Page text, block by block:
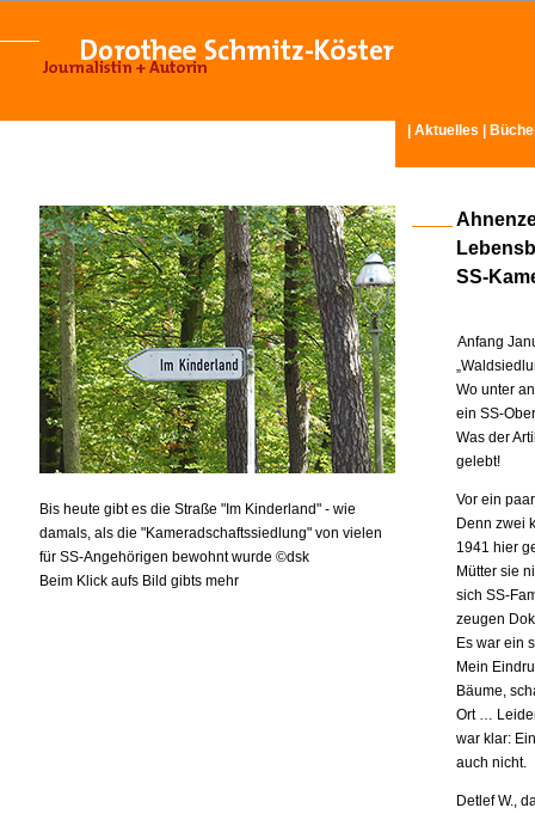
Aktuelles
Bis heute gibt es die Straße "Im Kinderland" - wie
damals, als die "Kameradschaftssiedlung" von vielen
für SS-Angehörigen bewohnt wurde ©dsk
Beim Klick aufs Bild gibts mehr
SS-
Anfang
Wo unter
ein SS-
Was der
gelebt!
Vor ein
Denn zwei
1941 hier
Mütter sie
sich SS-
zeugen
Es war ein
Mein
Bäume,
Ort …
war klar:
auch nicht.
Detlef W.,